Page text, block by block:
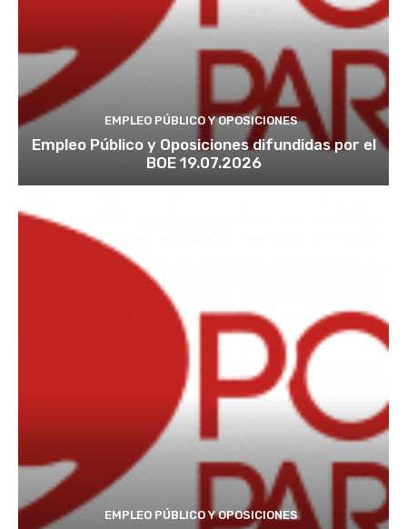
EMPLEO PÚBLICO Y OPOSICIONES
Empleo Público y Oposiciones difundidas por el
BOE 19.07.2026
EMPLEO PÚBLICO Y OPOSICIONES